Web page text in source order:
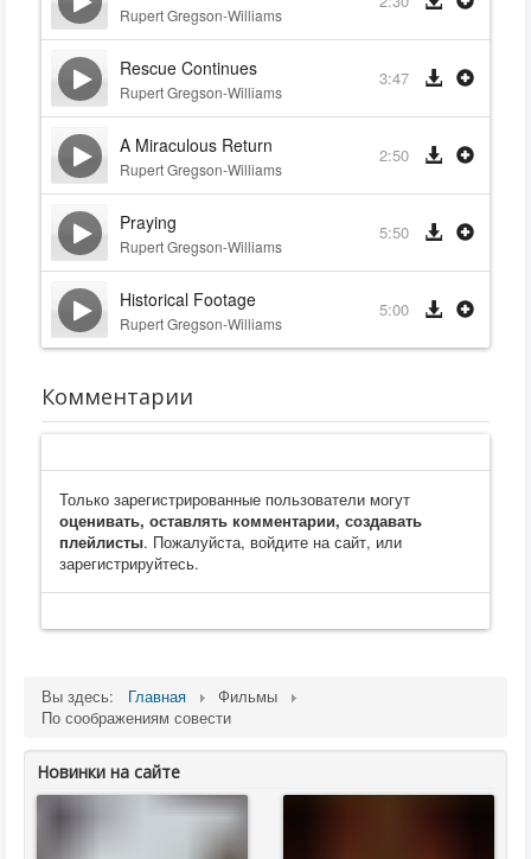
Rupert Gregson-Williams
Rescue Continues
Rupert Gregson-Williams
3:47
A Miraculous Return
Rupert Gregson-Williams
2:50
Praying
Rupert Gregson-Williams
5:50
Historical Footage
Rupert Gregson-Williams
5:00
Комментарии
Только зарегистрированные пользователи могут
оценивать, оставлять комментарии, создавать
плейлисты. Пожалуйста, войдите на сайт, или
зарегистрируйтесь.
Вы здесь: Главная
Фильмы
По соображениям совести
Новинки на сайте